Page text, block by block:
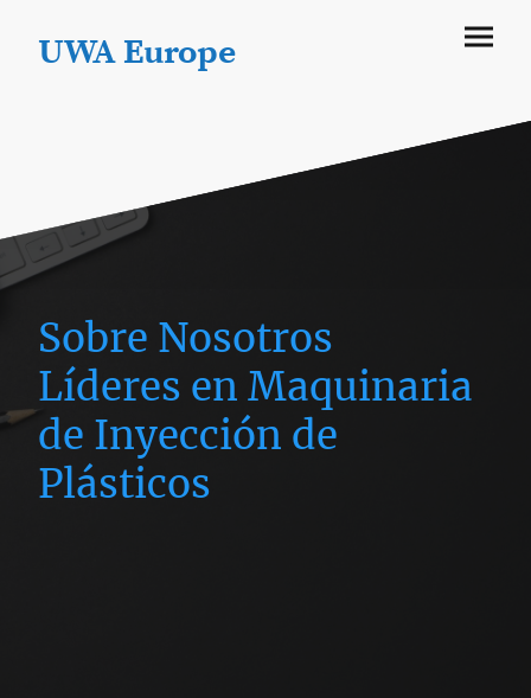
UWA Europe
Sobre Nosotros
Líderes en Maquinaria
de Inyección de
Plásticos